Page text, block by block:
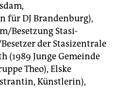
für DJ Brandenburg),
Besetzung Stasi-
der Stasizentrale
(1989 Junge Gemeinde
Theo), Elske
Künstlerin),